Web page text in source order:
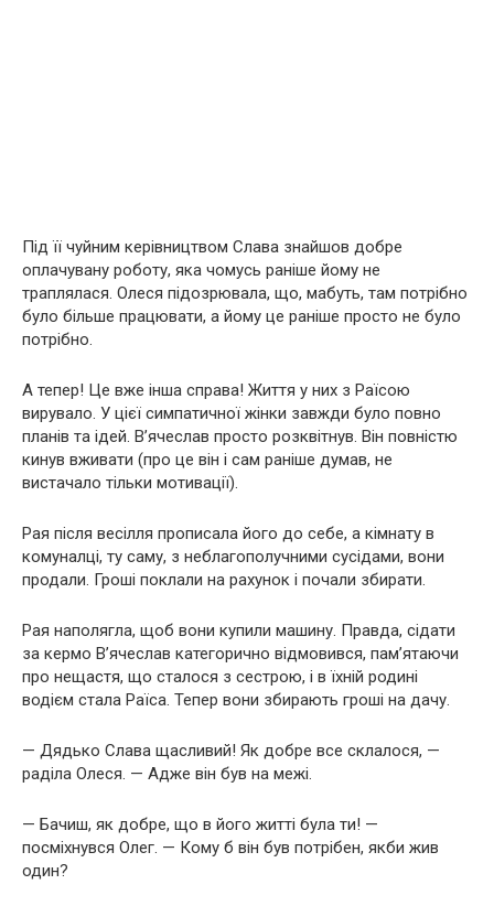
Під її чуйним керівництвом Слава знайшов добре
оплачувану роботу, яка чомусь раніше йому не
траплялася. Олеся підозрювала, що, мабуть, там потрібно
було більше працювати, а йому це раніше просто не було
потрібно.
А тепер! Це вже інша справа! Життя у них з Раїсою
вирувало. У цієї симпатичної жінки завжди було повно
планів та ідей. В’ячеслав просто розквітнув. Він повністю
кинув вживати (про це він і сам раніше думав, не
вистачало тільки мотивації).
Рая після весілля прописала його до себе, а кімнату в
комуналці, ту саму, з неблагополучними сусідами, вони
продали. Гроші поклали на рахунок і почали збирати.
Рая наполягла, щоб вони купили машину. Правда, сідати
за кермо В’ячеслав категорично відмовився, пам’ятаючи
про нещастя, що сталося з сестрою, і в їхній родині
водієм стала Раїса. Тепер вони збирають гроші на дачу.
— Дядько Слава щасливий! Як добре все склалося, —
раділа Олеся. — Адже він був на межі.
— Бачиш, як добре, що в його житті була ти! —
посміхнувся Олег. — Кому б він був потрібен, якби жив
один?